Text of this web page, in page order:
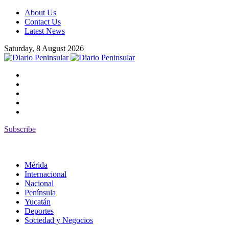
About Us
Contact Us
Latest News
Saturday, 8 August 2026
Subscribe
Mérida
Internacional
Nacional
Península
Yucatán
Deportes
Sociedad y Negocios